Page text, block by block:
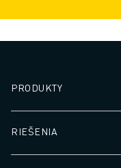
PRODUKTY
RIEŠENIA